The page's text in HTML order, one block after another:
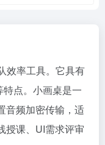
效率工具。它具有
点。小画桌是一
音频加密传输，适
授课、UI需求评审